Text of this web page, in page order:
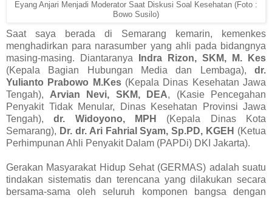
Eyang Anjari Menjadi Moderator Saat Diskusi Soal Kesehatan (Foto :
Bowo Susilo)
Saat saya berada di Semarang kemarin, kemenkes
menghadirkan para narasumber yang ahli pada bidangnya
masing-masing. Diantaranya
Indra Rizon, SKM, M. Kes
(Kepala Bagian Hubungan Media dan Lembaga), dr.
Yulianto Prabowo M.Kes (Kepala Dinas Kesehatan Jawa
Tengah), Arvian Nevi, SKM, DEA, (Kasie Pencegahan
Penyakit Tidak Menular, Dinas Kesehatan Provinsi Jawa
Tengah),dr. Widoyono, MPH
(Kepala Dinas Kota
Semarang), Dr. dr. Ari Fahrial Syam, Sp.PD, KGEH (Ketua
Perhimpunan Ahli Penyakit Dalam (PAPDi) DKI Jakarta).
Gerakan Masyarakat Hidup Sehat (GERMAS) adalah suatu
tindakan sistematis dan terencana yang dilakukan secara
bersama-sama oleh seluruh komponen bangsa dengan